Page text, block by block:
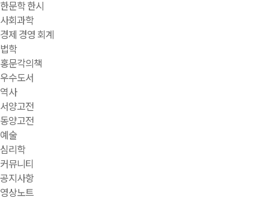
한문학 한시
사회과학
경제 경영 회계
법학
홍문각의책
우수도서
역사
서양고전
동양고전
예술
심리학
커뮤니티
공지사항
영상노트